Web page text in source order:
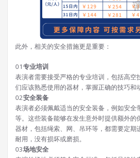
此外，相关的安全措施更是重要：
01专业培训
表演者需要接受严格的专业培训，包括高空
们应该熟悉使用的器材，掌握正确的技巧和
02安全装备
表演者必须佩戴适当的安全装备，例如安全
等。这些装备能够在发生意外时提供额外的
器材，包括绳索、网、吊环等，都需要定期
耐用，没有损坏或磨损。
03场地安全